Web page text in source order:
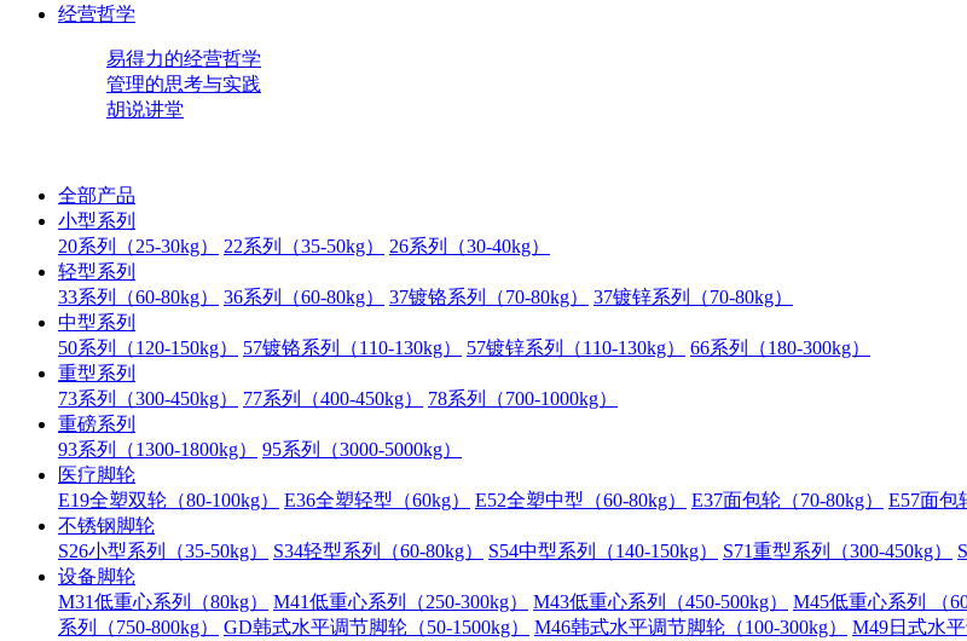
经营哲学
易得力的经营哲学
管理的思考与实践
胡说讲堂
全部产品
小型系列
20系列（25-30kg）
22系列（35-50kg）
26系列（30-40kg）
轻型系列
33系列（60-80kg）
36系列（60-80kg） 37镀铬系列（70-80kg）
37镀锌系列（70-80kg）
中型系列
50系列（120-150kg）
57镀铬系列（110-130kg） 57镀锌系列（110-130kg）
66系列（180-300kg）
重型系列
73系列（300-450kg）
77系列（400-450kg）
78系列（700-1000kg）
重磅系列
93系列（1300-1800kg）
95系列（3000-5000kg）
医疗脚轮
E19全塑双轮（80-100kg）
E36全塑轻型（60kg） E52全塑中型（60-80kg） E37面包轮（70-80kg） E57面包
不锈钢脚轮
S26小型系列（35-50kg）
S34轻型系列（60-80kg） S54中型系列（140-150kg） S71重型系列（300-450kg）
设备脚轮
M31低重心系列（80kg）
M41低重心系列（250-300kg） M43低重心系列（450-500kg） M45低重心系列 （
系列（750-800kg）
GD韩式水平调节脚轮（50-1500kg） M46韩式水平调节脚轮（100-300kg） M49日式水平